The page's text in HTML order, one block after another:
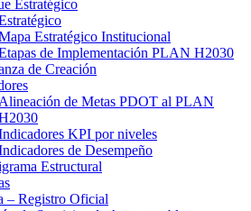
Estratégico
Estratégico Institucional
de Implementación PLAN H2030
de Creación
Alineación de Metas PDOT al PLAN
KPI por niveles
de Desempeño
Estructural
– Registro Oficial